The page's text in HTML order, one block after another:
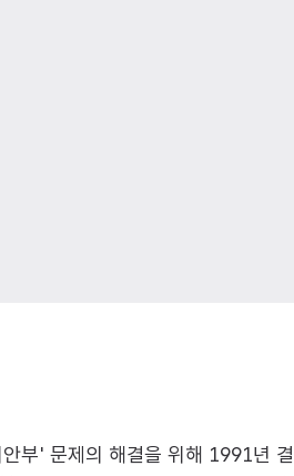
부' 문제의 해결을 위해 1991년